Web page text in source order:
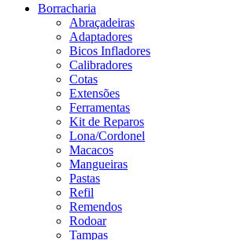
Borracharia
Abraçadeiras
Adaptadores
Bicos Infladores
Calibradores
Cotas
Extensões
Ferramentas
Kit de Reparos
Lona/Cordonel
Macacos
Mangueiras
Pastas
Refil
Remendos
Rodoar
Tampas